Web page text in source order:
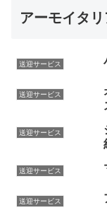
アーモイタ
送迎サービス
送迎サービス
送迎サービス
送迎サービス
送迎サービス